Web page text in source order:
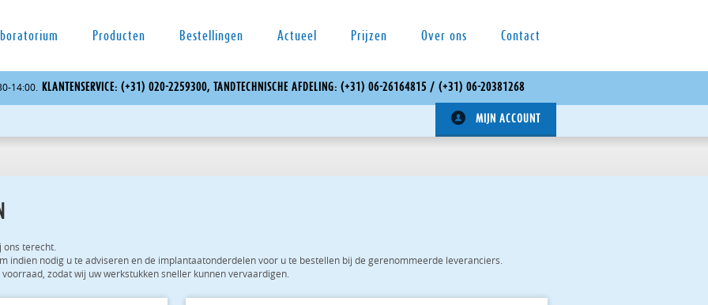
Producten Bestellingen Actueel Prijzen Over ons Contact
14:00. KLAN­TEN­SER­VI­CE: (+31) 020-2259300, TAND­TECH­NI­SCHE AF­DE­LING: (+31) 06-26164815 / (+31) 06-20381268
MIJN ACCOUNT
te­recht.
in­di­en nodig u te ad­vi­se­ren en de im­plan­taa­ton­der­de­len voor u te be­stel­len bij de ge­re­nom­me­er­de le­ver­an­ciers.
zodat wij uw werkstuk­ken snel­ler kun­nen ver­vaar­di­gen.